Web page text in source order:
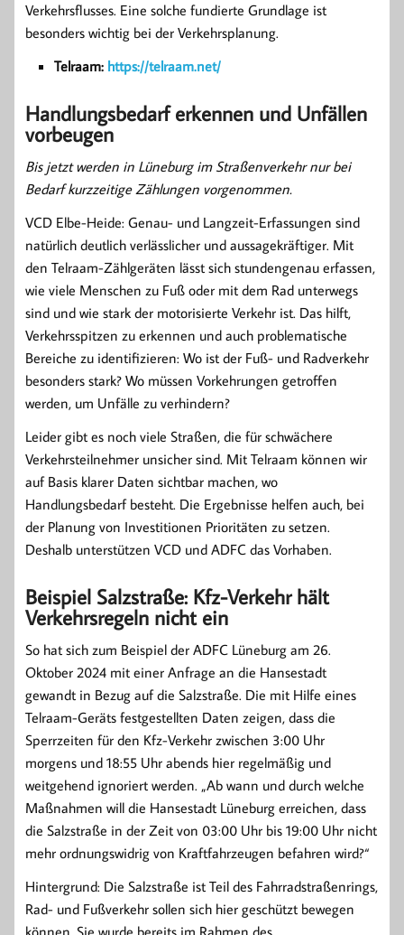
Verkehrsflusses. Eine solche fundierte Grundlage ist
besonders wichtig bei der Verkehrsplanung.
Telraam: https://telraam.net/
Handlungsbedarf erkennen und Unfällen
vorbeugen
Bis jetzt werden in Lüneburg im Straßenverkehr nur bei
Bedarf kurzzeitige Zählungen vorgenommen.
VCD Elbe-Heide: Genau- und Langzeit-Erfassungen sind
natürlich deutlich verlässlicher und aussagekräftiger. Mit
den Telraam-Zählgeräten lässt sich stundengenau erfassen,
wie viele Menschen zu Fuß oder mit dem Rad unterwegs
sind und wie stark der motorisierte Verkehr ist. Das hilft,
Verkehrsspitzen zu erkennen und auch problematische
Bereiche zu identifizieren: Wo ist der Fuß- und Radverkehr
besonders stark? Wo müssen Vorkehrungen getroffen
werden, um Unfälle zu verhindern?
Leider gibt es noch viele Straßen, die für schwächere
Verkehrsteilnehmer unsicher sind. Mit Telraam können wir
auf Basis klarer Daten sichtbar machen, wo
Handlungsbedarf besteht. Die Ergebnisse helfen auch, bei
der Planung von Investitionen Prioritäten zu setzen.
Deshalb unterstützen VCD und ADFC das Vorhaben.
Beispiel Salzstraße: Kfz-Verkehr hält
Verkehrsregeln nicht ein
So hat sich zum Beispiel der ADFC Lüneburg am 26.
Oktober 2024 mit einer Anfrage an die Hansestadt
gewandt in Bezug auf die Salzstraße. Die mit Hilfe eines
Telraam-Geräts festgestellten Daten zeigen, dass die
Sperrzeiten für den Kfz-Verkehr zwischen 3:00 Uhr
morgens und 18:55 Uhr abends hier regelmäßig und
weitgehend ignoriert werden. „Ab wann und durch welche
Maßnahmen will die Hansestadt Lüneburg erreichen, dass
die Salzstraße in der Zeit von 03:00 Uhr bis 19:00 Uhr nicht
mehr ordnungswidrig von Kraftfahrzeugen befahren wird?“
Hintergrund: Die Salzstraße ist Teil des Fahrradstraßenrings,
Rad- und Fußverkehr sollen sich hier geschützt bewegen
können. Sie wurde bereits im Rahmen des